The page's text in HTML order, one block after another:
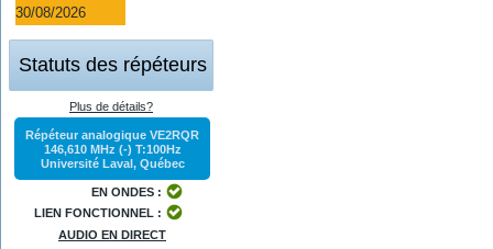
30/08/2026
Statuts des répéteurs
Plus de détails?
Répéteur analogique VE2RQR
146,610 MHz (-) T:100Hz
Université Laval, Québec
EN ONDES :
LIEN FONCTIONNEL :
AUDIO EN DIRECT